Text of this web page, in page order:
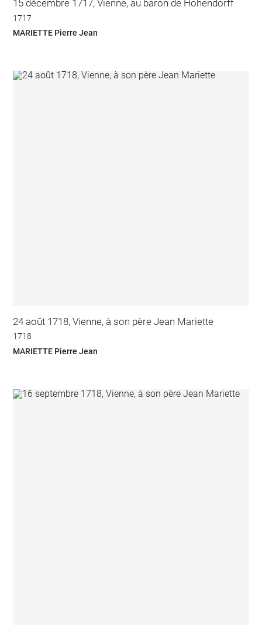
15 décembre 1717, Vienne, au baron de Hohendorff
1717
MARIETTE Pierre Jean
24 août 1718, Vienne, à son père Jean Mariette
1718
MARIETTE Pierre Jean